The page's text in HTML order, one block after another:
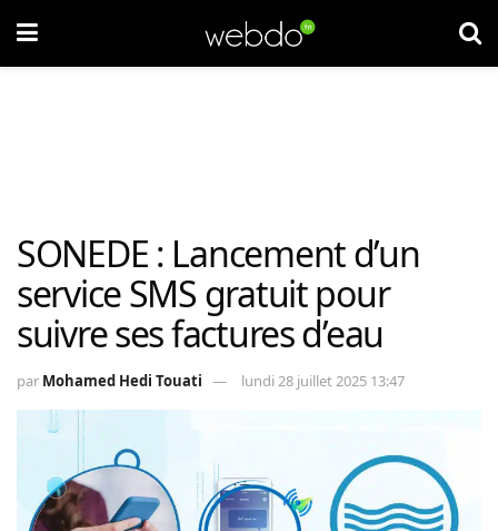
SONEDE : Lancement d’un
service SMS gratuit pour
suivre ses factures d’eau
par Mohamed Hedi Touati lundi 28 juillet 2025 13:47